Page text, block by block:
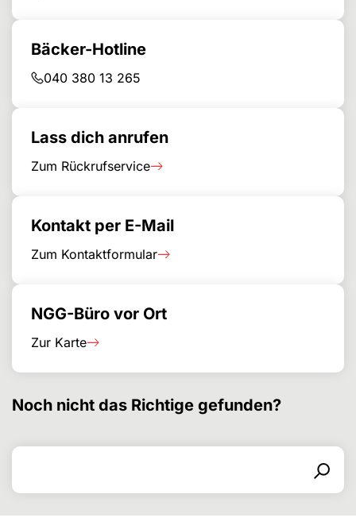
Bäcker-Hotline
040 380 13 265
Lass dich anrufen
Zum Rückrufservice
Kontakt per E-Mail
Zum Kontaktformular
NGG-Büro vor Ort
Zur Karte
Noch nicht das Richtige gefunden?
Search for
Search